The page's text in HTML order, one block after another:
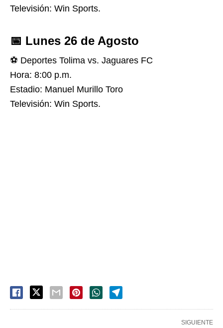
Televisión: Win Sports.
📅 Lunes 26 de Agosto
⚽️ Deportes Tolima vs. Jaguares FC
Hora: 8:00 p.m.
Estadio: Manuel Murillo Toro
Televisión: Win Sports.
SIGUIENTE